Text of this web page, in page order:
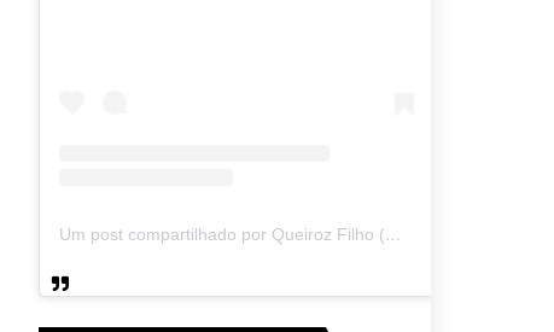
Um post compartilhado por Queiroz Filho (@queirozmfilho)